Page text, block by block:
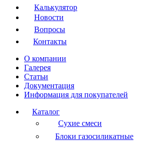
Калькулятор
Новости
Вопросы
Контакты
О компании
Галерея
Статьи
Документация
Информация для покупателей
Каталог
Сухие смеси
Блоки газосиликатные